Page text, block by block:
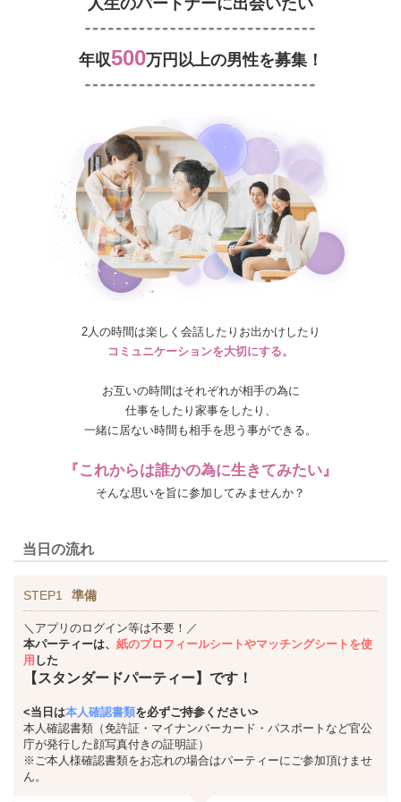
年収500万円以上の男性を募集！
2人の時間は楽しく会話したりお出かけしたり
コミュニケーションを大切にする。
お互いの時間はそれぞれが相手の為に
仕事をしたり家事をしたり、
一緒に居ない時間も相手を思う事ができる。
『これからは誰かの為に生きてみたい』
そんな思いを旨に参加してみませんか？
当日の流れ
STEP1 準備
＼アプリのログイン等は不要！／
本パーティーは、 紙のプロフィールシートやマッチングシートを使
用 した
【スタンダードパーティー】です！
<当日は本人確認書類を必ずご持参ください>
本人確認書類（免許証・マイナンバーカード・パスポートなど官公
庁が発行した顔写真付きの証明証）
※ご本人様確認書類をお忘れの場合はパーティーにご参加頂けませ
ん。